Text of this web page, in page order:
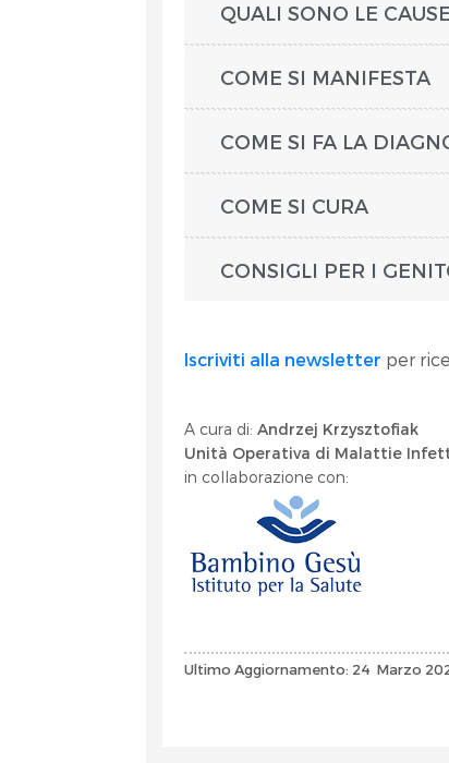
QUALI SONO LE CAUSE
COME SI MANIFESTA
COME SI FA LA
COME SI CURA
CONSIGLI PER I
Iscriviti alla newsletter per
A cura di:Andrzej Krzysztofiak
Unità Operativa di Malattie
in collaborazione con:
Ultimo Aggiornamento: 24 Marzo